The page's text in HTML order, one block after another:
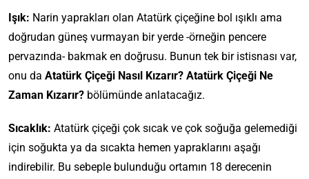
Işık: Narin yaprakları olan Atatürk çiçeğine bol ışıklı ama
doğrudan güneş vurmayan bir yerde -örneğin pencere
pervazında- bakmak en doğrusu. Bunun tek bir istisnası var,
onu da Atatürk Çiçeği Nasıl Kızarır? Atatürk Çiçeği Ne
Zaman Kızarır? bölümünde anlatacağız.
Sıcaklık: Atatürk çiçeği çok sıcak ve çok soğuğa gelemediği
için soğukta ya da sıcakta hemen yapraklarını aşağı
indirebilir. Bu sebeple bulunduğu ortamın 18 derecenin